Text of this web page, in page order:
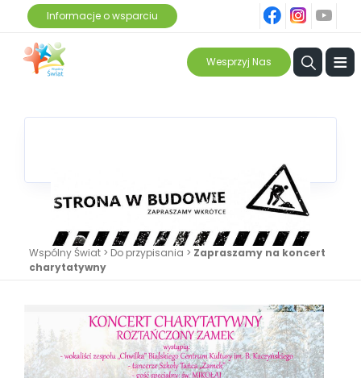
Informacje o wsparciu
ins
Wesprzyj Nas ≡
Wspólny Świat > Do przypisania > Zapraszamy na koncert
charytatywny